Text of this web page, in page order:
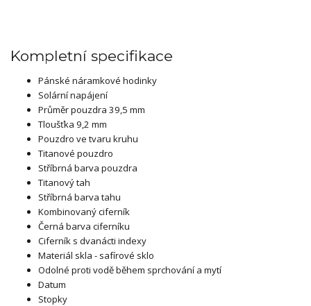
Kompletní specifikace
Pánské náramkové hodinky
Solární napájení
Průměr pouzdra 39,5 mm
Tloušťka 9,2 mm
Pouzdro ve tvaru kruhu
Titanové pouzdro
Stříbrná barva pouzdra
Titanový tah
Stříbrná barva tahu
Kombinovaný ciferník
Černá barva ciferníku
Ciferník s dvanácti indexy
Materiál skla - safírové sklo
Odolné proti vodě během sprchování a mytí
Datum
Stopky